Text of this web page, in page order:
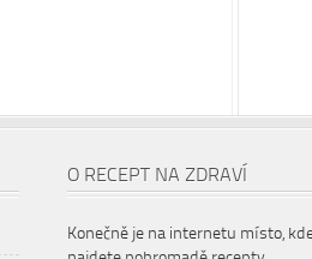
O RECEPT NA ZDRAVÍ
Konečně je na internetu místo,